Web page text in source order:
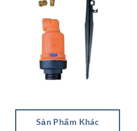
Sản Phẩm Khác